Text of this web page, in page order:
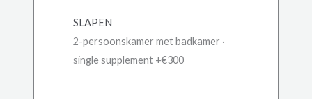
SLAPEN
2-persoonskamer met badkamer ·
single supplement +€300